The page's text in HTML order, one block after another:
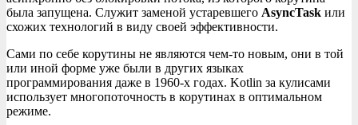
была запущена. Служит заменой устаревшего AsyncTask или
схожих технологий в виду своей эффективности.
Сами по себе корутины не являются чем-то новым, они в той
или иной форме уже были в других языках
программирования даже в 1960-х годах. Kotlin за кулисами
использует многопоточность в корутинах в оптимальном
режиме.